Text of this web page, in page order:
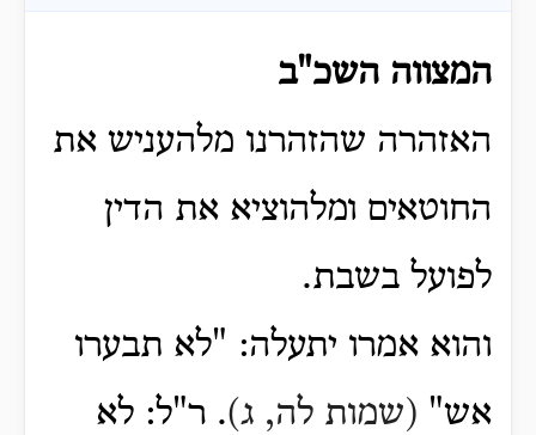
המצווה השכ"ב
האזהרה שהזהרנו מלהעניש את
החוטאים ומלהוציא את הדין
לפועל בשבת.
והוא אמרו יתעלה: "לא תבערו
אש" (שמות לה, ג). ר"ל: לא